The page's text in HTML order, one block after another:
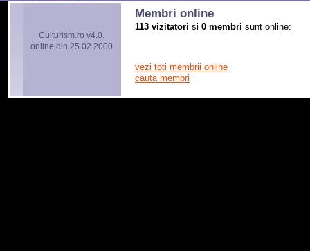
Culturism.ro v4.0.
online din 25.02.2000
Membri online
113 vizitatori si 0 membri sunt online:
vezi toti membrii online
cauta membri